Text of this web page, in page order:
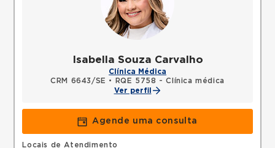
Isabella Souza Carvalho
Clínica Médica
CRM 6643/SE •
RQE 5758 - Clínica médica
Ver perfil
Agende uma consulta
Locais de Atendimento